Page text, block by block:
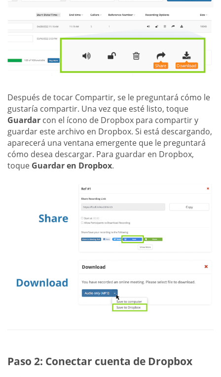
Después de tocar Compartir, se le preguntará cómo le
gustaría compartir. Una vez que esté listo, toque
Guardar con el ícono de Dropbox para compartir y
guardar este archivo en Dropbox. Si está descargando,
aparecerá una ventana emergente que le preguntará
cómo desea descargar. Para guardar en Dropbox,
toque Guardar en Dropbox.
Paso 2: Conectar cuenta de Dropbox